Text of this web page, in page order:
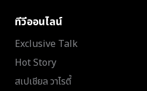
ทีวีออนไลน์
Exclusive Talk
Hot Story
สเปเชียล วาไรตี้